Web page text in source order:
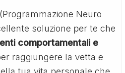
(Programmazione Neuro
soluzione per te che
comportamentali e
raggiungere la vetta e